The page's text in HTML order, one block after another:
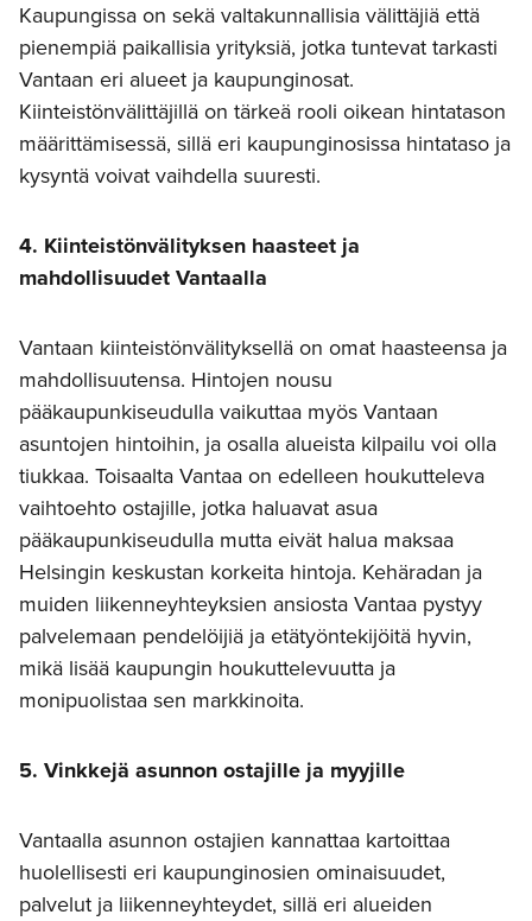
Kaupungissa on sekä valtakunnallisia välittäjiä että
pienempiä paikallisia yrityksiä, jotka tuntevat tarkasti
Vantaan eri alueet ja kaupunginosat.
Kiinteistönvälittäjillä on tärkeä rooli oikean hintatason
määrittämisessä, sillä eri kaupunginosissa hintataso ja
kysyntä voivat vaihdella suuresti.
4. Kiinteistönvälityksen haasteet ja
mahdollisuudet Vantaalla
Vantaan kiinteistönvälityksellä on omat haasteensa ja
mahdollisuutensa. Hintojen nousu
pääkaupunkiseudulla vaikuttaa myös Vantaan
asuntojen hintoihin, ja osalla alueista kilpailu voi olla
tiukkaa. Toisaalta Vantaa on edelleen houkutteleva
vaihtoehto ostajille, jotka haluavat asua
pääkaupunkiseudulla mutta eivät halua maksaa
Helsingin keskustan korkeita hintoja. Kehäradan ja
muiden liikenneyhteyksien ansiosta Vantaa pystyy
palvelemaan pendelöijiä ja etätyöntekijöitä hyvin,
mikä lisää kaupungin houkuttelevuutta ja
monipuolistaa sen markkinoita.
5. Vinkkejä asunnon ostajille ja myyjille
Vantaalla asunnon ostajien kannattaa kartoittaa
huolellisesti eri kaupunginosien ominaisuudet,
palvelut ja liikenneyhteydet, sillä eri alueiden